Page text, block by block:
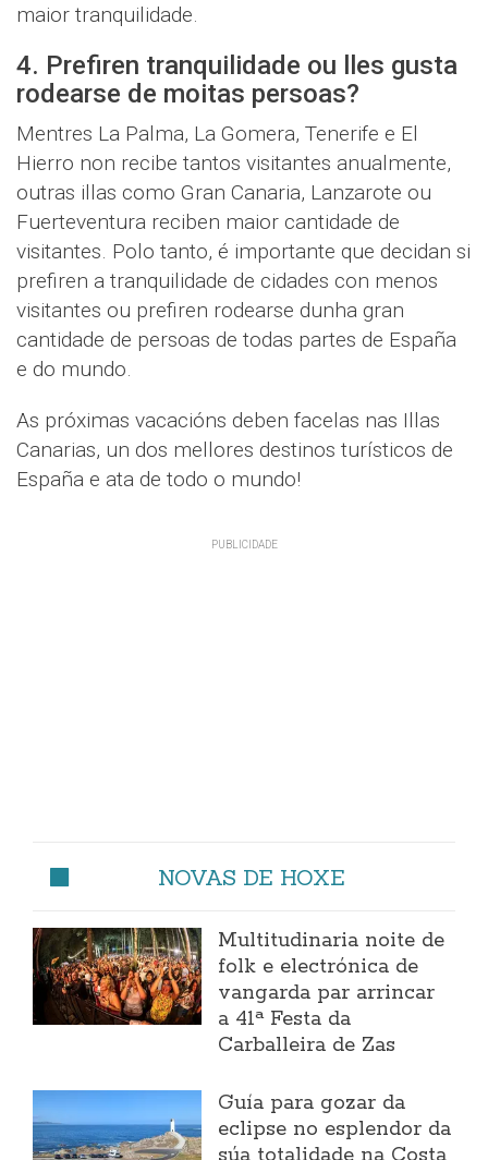
maior tranquilidade.
4. Prefiren tranquilidade ou lles gusta
rodearse de moitas persoas?
Mentres La Palma, La Gomera, Tenerife e El
Hierro non recibe tantos visitantes anualmente,
outras illas como Gran Canaria, Lanzarote ou
Fuerteventura reciben maior cantidade de
visitantes. Polo tanto, é importante que decidan si
prefiren a tranquilidade de cidades con menos
visitantes ou prefiren rodearse dunha gran
cantidade de persoas de todas partes de España
e do mundo.
As próximas vacacións deben facelas nas Illas
Canarias, un dos mellores destinos turísticos de
España e ata de todo o mundo!
NOVAS DE HOXE
Multitudinaria noite de
folk e electrónica de
vangarda par arrincar
a 41ª Festa da
Carballeira de Zas
Guía para gozar da
eclipse no esplendor da